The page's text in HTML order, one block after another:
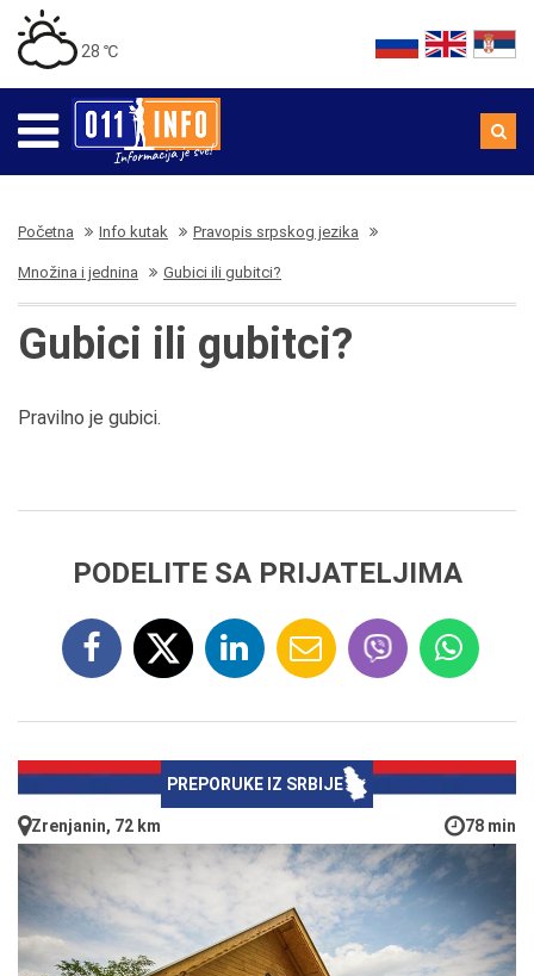
28 ℃
Početna Info kutak Pravopis srpskog jezika
Množina i jednina Gubici ili gubitci?
Gubici ili gubitci?
Pravilno je gubici.
PODELITE SA PRIJATELJIMA
PREPORUKE IZ SRBIJE
Zrenjanin, 72 km 78 min